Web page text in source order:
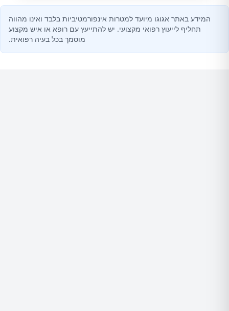
המידע באתר אגוגו מיועד למטרות אינפורמטיביות בלבד ואינו מהווה
תחליף לייעוץ רפואי מקצועי. יש להתייעץ עם רופא או איש מקצוע
מוסמך בכל בעיה רפואית.